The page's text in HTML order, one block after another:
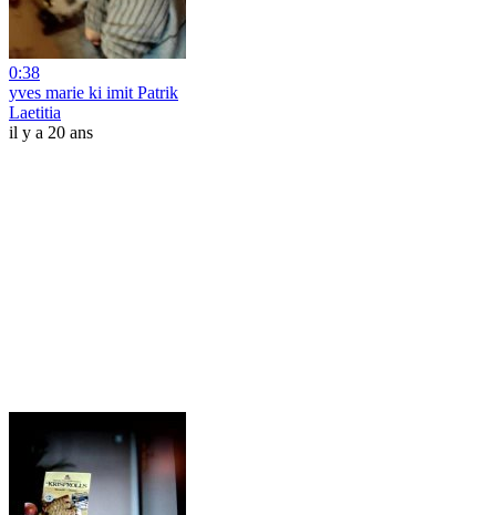
0:38
yves marie ki imit Patrik
Laetitia
il y a 20 ans